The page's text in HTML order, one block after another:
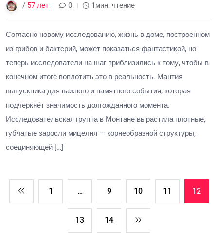
/ 57 лет 0 1мин. чтение
Согласно новому исследованию, жизнь в доме, построенном
из грибов и бактерий, может показаться фантастикой, но
теперь исследователи на шаг приблизились к тому, чтобы в
конечном итоге воплотить это в реальность. Мантия
выпускника для важного и памятного события, которая
подчеркнёт значимость долгожданного момента.
Исследовательская группа в Монтане вырастила плотные,
губчатые заросли мицелия — корнеобразной структуры,
соединяющей […]
1 … 9 10 11 12
13 14